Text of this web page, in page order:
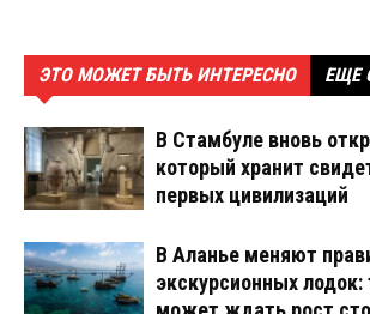
ЭТО МОЖЕТ БЫТЬ ИНТЕРЕСНО ЕЩЕ
В Стамбуле вновь
который хранит
первых цивилизаций
В Аланье меняют
экскурсионных лодок: